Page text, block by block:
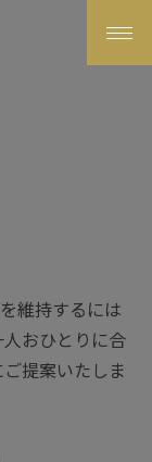
維持するには
おひとりに合
提案いたしま